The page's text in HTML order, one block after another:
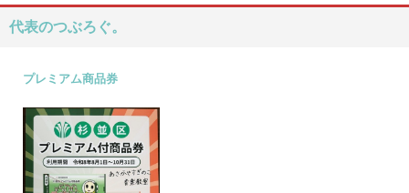
代表のつぶろぐ。
プレミアム商品券